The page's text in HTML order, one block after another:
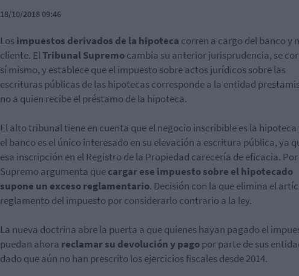
18/10/2018 09:46
Losimpuestos derivados de la hipoteca corren a cargo del banco y
cliente. ElTribunal Supremocambia su anterior jurisprudencia, se
sí mismo, y establece que el impuesto sobre actos jurídicos sobre las
escrituras públicas de las hipotecas corresponde a la entidad
no a quien recibe el préstamo de la hipoteca.
El alto tribunal tiene en cuenta que el negocio inscribible es la hipoteca
el banco es el único interesado en su elevación a escritura pública, ya
esa inscripción en el Registro de la Propiedad carecería de eficacia.
Supremo argumenta quecargar ese impuesto sobre el hipotecado
supone un exceso reglamentario. Decisión con la que elimina el
reglamento del impuesto por considerarlo contrario a la ley.
La nueva doctrina abre la puerta a que quienes hayan pagado el
puedan ahora reclamar su devolución y pagopor parte de sus
dado que aún no han prescrito los ejercicios fiscales desde 2014.